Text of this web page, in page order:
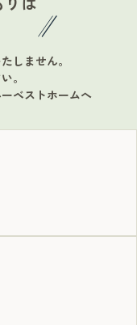
しません。
。
ベストホームへ